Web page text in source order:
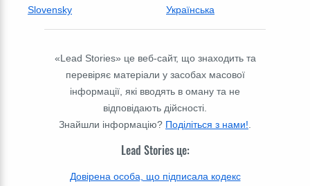
Slovensky
Українська
«Lead Stories» це веб-сайт, що знаходить та
перевіряє матеріали у засобах масової
інформації, які вводять в оману та не
відповідають дійсності.
Знайшли інформацію? Поділіться з нами!
Lead Stories це:
Довірена особа, що підписала кодекс